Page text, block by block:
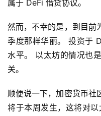
首
页
快
信
属于 DeFi 借贷协议。
然而，不幸的是，到目前
季度那样华丽。 投资于
水平。 以太坊的情况也
关。
顺便说一下，加密货币社
将于本周发生，这将对